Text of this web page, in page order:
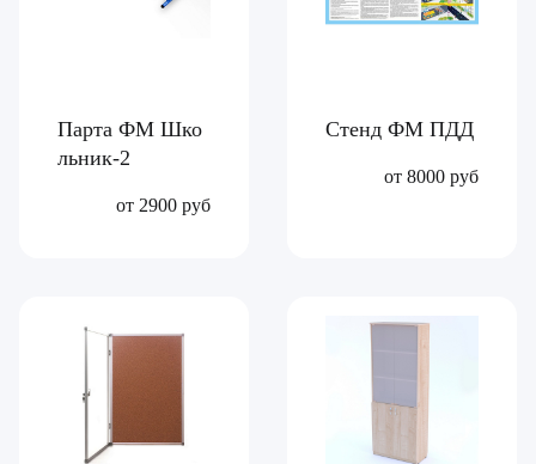
Парта ФМ Шко
льник-2
от 2900 руб
Стенд ФМ ПДД
от 8000 руб